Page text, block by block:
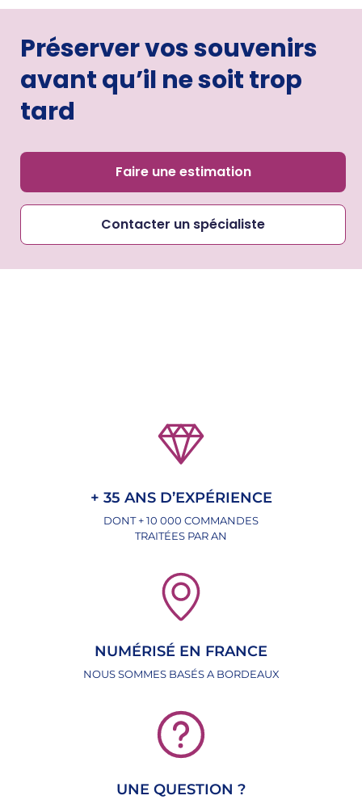
Préserver vos souvenirs
avant qu’il ne soit trop
tard
Faire une estimation
Contacter un spécialiste
+ 35 ANS D’EXPÉRIENCE
DONT + 10 000 COMMANDES
TRAITÉES PAR AN
NUMÉRISÉ EN FRANCE
NOUS SOMMES BASÉS A BORDEAUX
UNE QUESTION ?